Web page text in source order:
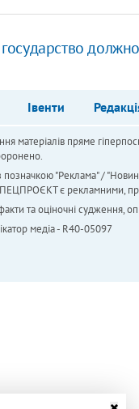
Івенти
матеріалів пряме
позначкою "Реклама" /
є рекламними,
та оціночні
медіа - R40-05097